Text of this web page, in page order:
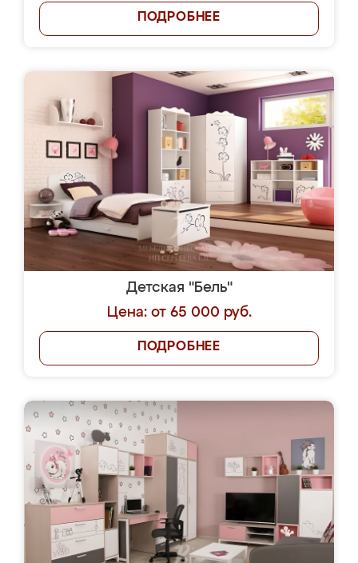
ПОДРОБНЕЕ
Детская "Бель"
Цена: от 65 000 руб.
ПОДРОБНЕЕ